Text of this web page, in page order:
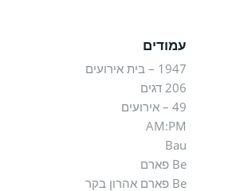
עמודים
1947 – בית אירועים
206 דגים
49 – אירועים
AM:PM
Bau
Be פארם
Be פארם אהרון בקר